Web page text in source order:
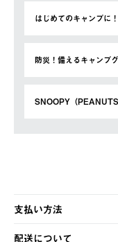
はじめてのキャンプに
防災！備えるキャンプ
SNOOPY（
支払い方法
以下のいずれかの方法
配送について